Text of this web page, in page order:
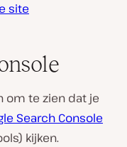
site
om te zien dat je
Search Console
kijken.